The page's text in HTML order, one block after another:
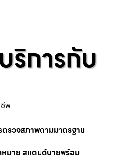
ริการกับ
ชีพ
รวจสภาพตามมาตรฐาน
หมาย สแตนด์บายพร้อม